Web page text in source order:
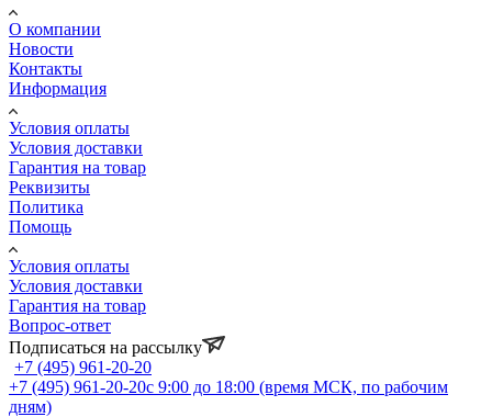
О компании
Новости
Контакты
Информация
Условия оплаты
Условия доставки
Гарантия на товар
Реквизиты
Политика
Помощь
Условия оплаты
Условия доставки
Гарантия на товар
Вопрос-ответ
Подписаться на рассылку
+7 (495) 961-20-20
+7 (495) 961-20-20с 9:00 до 18:00 (время МСК, по рабочим
дням)